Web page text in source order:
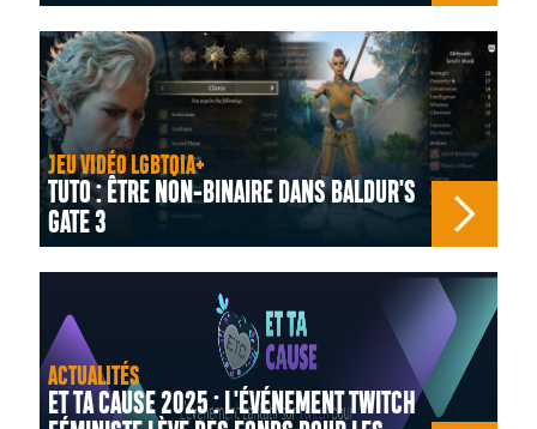
JEU VIDÉO LGBTQIA+
TUTO : ÊTRE NON-BINAIRE DANS BALDUR'S
GATE 3
ACTUALITÉS
ET TA CAUSE 2025 : L'ÉVÉNEMENT TWITCH